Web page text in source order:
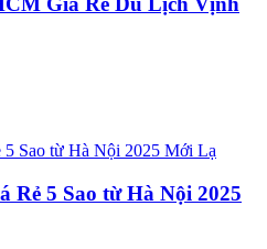
Rẻ 5 Sao từ Hà Nội 2025